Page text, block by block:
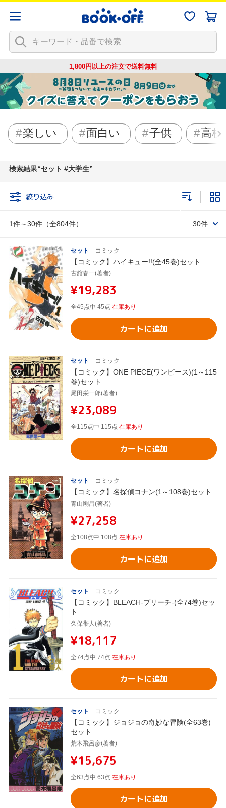
1,800円以上の注文で送料無料
楽しい 面白い 子供 高校
検索結果 セット #大学生
絞り込み
1件～30件（全804件） 30件
セット コミック
【コミック】ハイキュー!!(全45巻)セット
古舘春一(著者)
¥19,283
全45点中 45点 在庫あり
カートに追加
セット コミック
【コミック】ONE PIECE(ワンピース)(1～115
巻)セット
尾田栄一郎(著者)
¥23,089
全115点中 115点 在庫あり
カートに追加
セット コミック
【コミック】名探偵コナン(1～108巻)セット
青山剛昌(著者)
¥27,258
全108点中 108点 在庫あり
カートに追加
セット コミック
【コミック】BLEACH-ブリーチ-(全74巻)セッ
ト
久保帯人(著者)
¥18,117
全74点中 74点 在庫あり
カートに追加
セット コミック
【コミック】ジョジョの奇妙な冒険(全63巻)
セット
荒木飛呂彦(著者)
¥15,675
全63点中 63点 在庫あり
カートに追加